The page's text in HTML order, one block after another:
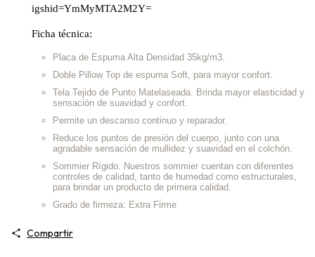
igshid=YmMyMTA2M2Y=
Ficha técnica:
Placa de Espuma Alta Densidad 35kg/m3.
Doble Pillow Top de espuma Soft, para mayor confort.
Tela Tejido de Punto Matelaseada. Brinda mayor elasticidad y
sensación de suavidad y confort.
Permite un descanso continuo y reparador.
Reduce los puntos de presión del cuerpo, junto con una
agradable sensación de mullidez y suavidad en el colchón.
Sommier Rígido. Nuestros sommier cuentan con diferentes
controles de calidad, tanto de humedad como estructurales,
para brindar un producto de primera calidad.
Grado de firmeza: Extra Firme
Compartir